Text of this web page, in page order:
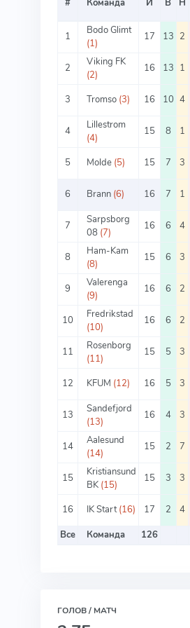
# Команда И В Н
1
Bodo Glimt
(1)
17 13 2
2
Viking FK
(2)
16 13 1
3
Tromso (3) 16 10 4
4
Lillestrom
(4)
15 8 1
5
Molde (5) 15 7 3
6
Brann (6) 16 7 1
7
Sarpsborg
08 (7)
16 6 4
8
Ham-Kam
(8)
15 6 3
9
Valerenga
(9)
16 6 2
10
Fredrikstad
(10)
16 6 2
11
Rosenborg
(11)
15 5 3
12
KFUM (12) 16 5 3
13
Sandefjord
(13)
16 4 3
14
Aalesund
(14)
15 2 7
15
Kristiansund
BK (15)
15 3 3
16
IK Start (16) 17 2 4
Все
Команда 126
ГОЛОВ / МАТЧ